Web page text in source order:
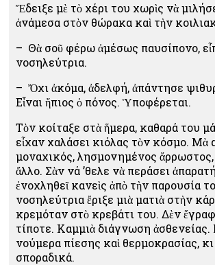
Ἔδειξε μὲ τὸ χέρι του χωρὶς νὰ
ἀνάμεσα στὸν θώρακα καὶ τὴν
– Θὰ σοῦ φέρω ἀμέσως παυσίπονο,
νοσηλεύτρια.
– Ὄχι ἀκόμα, ἀδελφή, ἀπάντησε
Εἶναι ἤπιος ὁ πόνος. Ὑποφέρεται.
Τὸν κοίταξε στὰ ἥμερα, καθαρά του
εἶχαν χαλάσει κιόλας τὸν κόσμο. Μὰ
μοναχικός, λησμονημένος ἄρρωστος,
ἄλλο. Σὰν νά ’θελε νὰ περάσει
ἐνοχληθεῖ κανεὶς ἀπὸ τὴν παρουσία
νοσηλεύτρια ἔριξε μιὰ ματιὰ στὴν
κρεμόταν στὸ κρεβάτι του. Δὲν
τίποτε. Καμμιὰ διάγνωση
νούμερα πίεσης καὶ θερμοκρασίας,
σποραδικά.